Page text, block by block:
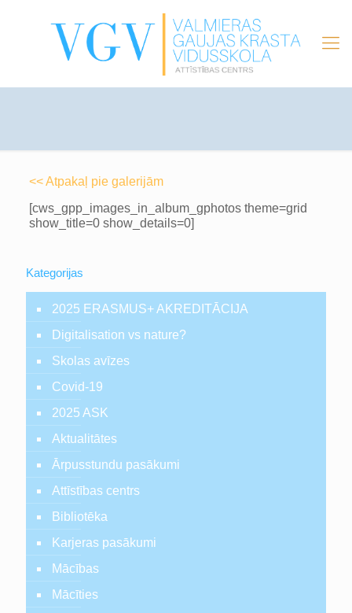
<< Atpakaļ pie galerijām
[cws_gpp_images_in_album_gphotos theme=grid
show_title=0 show_details=0]
Kategorijas
2025 ERASMUS+ AKREDITĀCIJA
Digitalisation vs nature?
Skolas avīzes
Covid-19
2025 ASK
Aktualitātes
Ārpusstundu pasākumi
Attīstības centrs
Bibliotēka
Karjeras pasākumi
Mācības
Mācīties